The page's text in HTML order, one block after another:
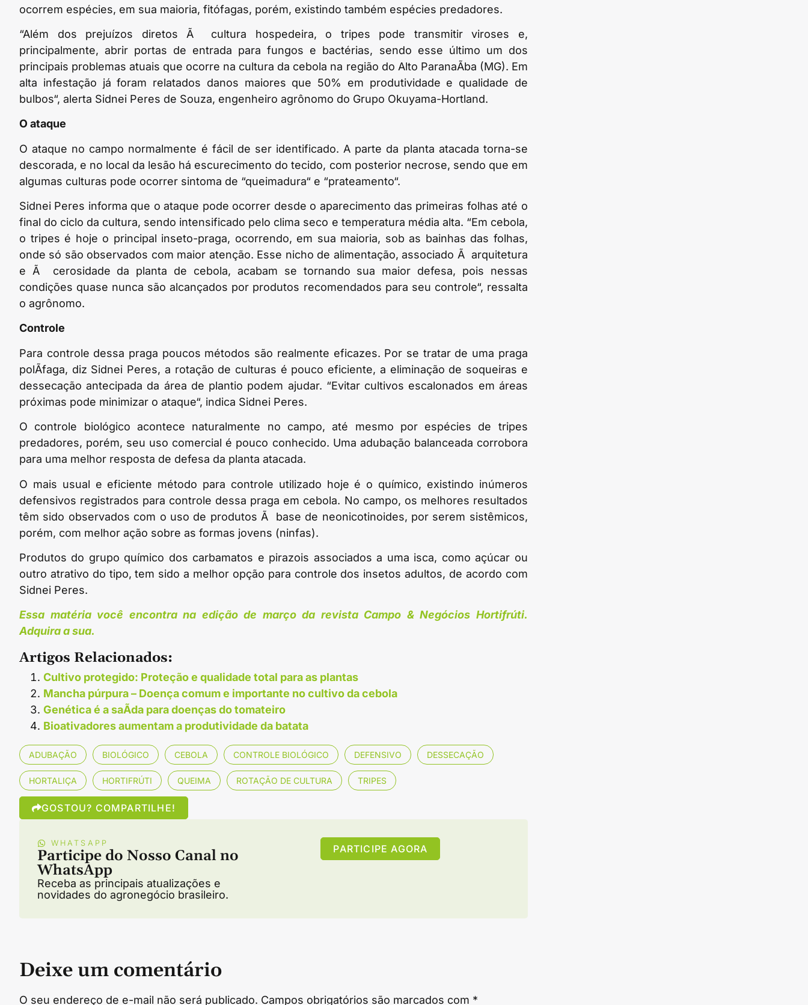
ocorrem espécies, em sua maioria, fitófagas, porém, existindo também espécies predadores.
“Além dos prejuízos diretos Ã cultura hospedeira, o tripes pode transmitir viroses e,
principalmente, abrir portas de entrada para fungos e bactérias, sendo esse último um dos
principais problemas atuais que ocorre na cultura da cebola na região do Alto ParanaÃ­ba (MG). Em
alta infestação já foram relatados danos maiores que 50% em produtividade e qualidade de
bulbos“, alerta Sidnei Peres de Souza, engenheiro agrônomo do Grupo Okuyama-Hortland.
O ataque
O ataque no campo normalmente é fácil de ser identificado. A parte da planta atacada torna-se
descorada, e no local da lesão há escurecimento do tecido, com posterior necrose, sendo que em
algumas culturas pode ocorrer sintoma de “queimadura“ e “prateamento“.
Sidnei Peres informa que o ataque pode ocorrer desde o aparecimento das primeiras folhas até o
final do ciclo da cultura, sendo intensificado pelo clima seco e temperatura média alta. “Em cebola,
o tripes é hoje o principal inseto-praga, ocorrendo, em sua maioria, sob as bainhas das folhas,
onde só são observados com maior atenção. Esse nicho de alimentação, associado Ã arquitetura
e Ã cerosidade da planta de cebola, acabam se tornando sua maior defesa, pois nessas
condições quase nunca são alcançados por produtos recomendados para seu controle“, ressalta
o agrônomo.
Controle
Para controle dessa praga poucos métodos são realmente eficazes. Por se tratar de uma praga
polÃ­faga, diz Sidnei Peres, a rotação de culturas é pouco eficiente, a eliminação de soqueiras e
dessecação antecipada da área de plantio podem ajudar. “Evitar cultivos escalonados em áreas
próximas pode minimizar o ataque“, indica Sidnei Peres.
O controle biológico acontece naturalmente no campo, até mesmo por espécies de tripes
predadores, porém, seu uso comercial é pouco conhecido. Uma adubação balanceada corrobora
para uma melhor resposta de defesa da planta atacada.
O mais usual e eficiente método para controle utilizado hoje é o químico, existindo inúmeros
defensivos registrados para controle dessa praga em cebola. No campo, os melhores resultados
têm sido observados com o uso de produtos Ã base de neonicotinoides, por serem sistêmicos,
porém, com melhor ação sobre as formas jovens (ninfas).
Produtos do grupo químico dos carbamatos e pirazois associados a uma isca, como açúcar ou
outro atrativo do tipo, tem sido a melhor opção para controle dos insetos adultos, de acordo com
Sidnei Peres.
Essa matéria você encontra na edição de março da revista Campo & Negócios Hortifrúti.
Adquira a sua.
Artigos Relacionados:
Cultivo protegido: Proteção e qualidade total para as plantas
Mancha púrpura – Doença comum e importante no cultivo da cebola
Genética é a saÃ­da para doenças do tomateiro
Bioativadores aumentam a produtividade da batata
ADUBAÇÃO BIOLÓGICO CEBOLA CONTROLE BIOLÓGICO DEFENSIVO DESSECAÇÃO
HORTALIÇA HORTIFRÚTI QUEIMA ROTAÇÃO DE CULTURA TRIPES
GOSTOU? COMPARTILHE!
WHATSAPP
Participe do Nosso Canal no
WhatsApp
Receba as principais atualizações e
novidades do agronegócio brasileiro.
PARTICIPE AGORA
Deixe um comentário
O seu endereço de e-mail não será publicado. Campos obrigatórios são marcados com *